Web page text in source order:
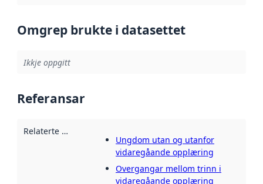
Omgrep brukte i datasettet
Ikkje oppgitt
Referansar
Relaterte ressursar
Ungdom utan og utanfor
vidaregåande opplæring
Overgangar mellom trinn i
vidaregåande opplæring